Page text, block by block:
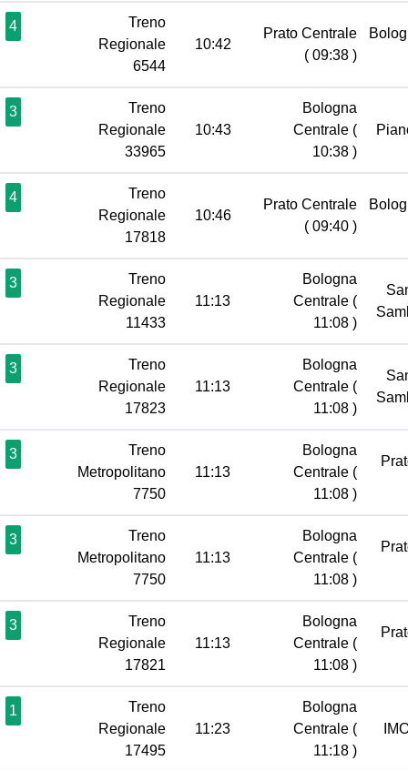
4
Treno
Regionale
6544
10:42
Prato Centrale
( 09:38 )
3
Treno
Regionale
33965
10:43
Bologna
Centrale (
10:38 )
4
Treno
Regionale
17818
10:46
Prato Centrale
( 09:40 )
3
Treno
Regionale
11433
11:13
Bologna
Centrale (
11:08 )
3
Treno
Regionale
17823
11:13
Bologna
Centrale (
11:08 )
3
Treno
Metropolitano
7750
11:13
Bologna
Centrale (
11:08 )
3
Treno
Metropolitano
7750
11:13
Bologna
Centrale (
11:08 )
3
Treno
Regionale
17821
11:13
Bologna
Centrale (
11:08 )
1
Treno
Regionale
17495
11:23
Bologna
Centrale (
11:18 )